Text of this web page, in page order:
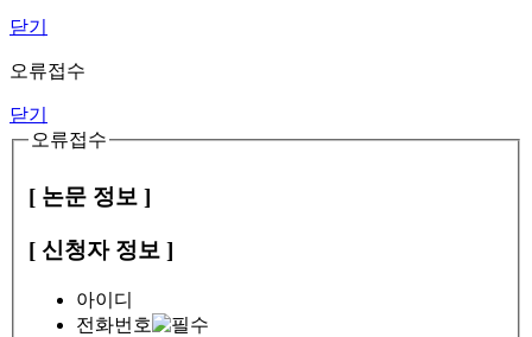
닫기
오류접수
닫기
오류접수
[ 논문 정보 ]
[ 신청자 정보 ]
아이디
전화번호